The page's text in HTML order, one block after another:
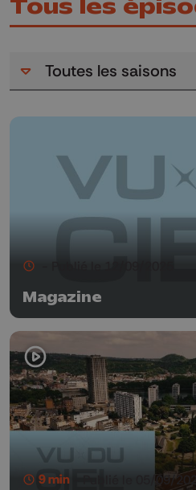
Tous les
Magazine
9 min - Publié le 05/09/